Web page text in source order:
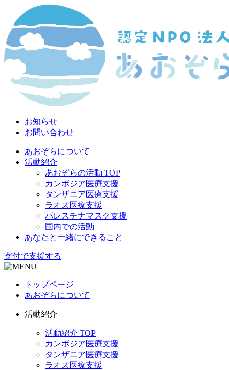
お知らせ
お問い合わせ
あおぞらについて
活動紹介
あおぞらの活動 TOP
カンボジア医療支援
タンザニア医療支援
ラオス医療支援
パレスチナマスク支援
国内での活動
あなたと一緒にできること
寄付で支援する
トップページ
あおぞらについて
活動紹介
活動紹介 TOP
カンボジア医療支援
タンザニア医療支援
ラオス医療支援